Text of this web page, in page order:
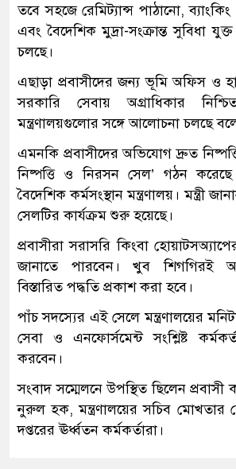
তবে সহজে রেমিট্যান্স পাঠানো,
এবং বৈদেশিক মুদ্রা-সংক্রান্ত সুবিধা
চলছে।
এছাড়া প্রবাসীদের জন্য ভূমি অফিস ও
সরকারি সেবায় অগ্রাধিকার
মন্ত্রণালয়গুলোর সঙ্গে আলোচনা চলছে
এমনকি প্রবাসীদের অভিযোগ দ্রুত
নিষ্পত্তি ও নিরসন সেল’ গঠন
বৈদেশিক কর্মসংস্থান মন্ত্রণালয়। মন্ত্রী
সেলটির কার্যক্রম শুরু হয়েছে।
প্রবাসীরা সরাসরি কিংবা
জানাতে পারবেন। খুব শিগগিরই
বিস্তারিত পদ্ধতি প্রকাশ করা হবে।
পাঁচ সদস্যের এই সেলে মন্ত্রণালয়ের
সেবা ও এনফোর্সমেন্ট সংশ্লিষ্ট
করবেন।
সংবাদ সম্মেলনে উপস্থিত ছিলেন প্রবাসী
নুরুল হক, মন্ত্রণালয়ের সচিব মোখতার
দপ্তরের ঊর্ধ্বতন কর্মকর্তারা।